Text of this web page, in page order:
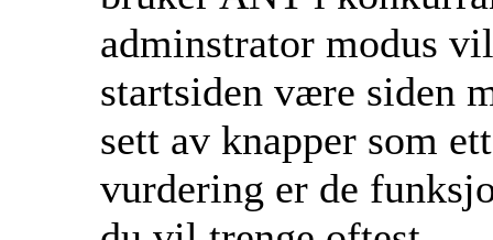
adminstrator modus vil
startsiden være siden
sett av knapper som
vurdering er de